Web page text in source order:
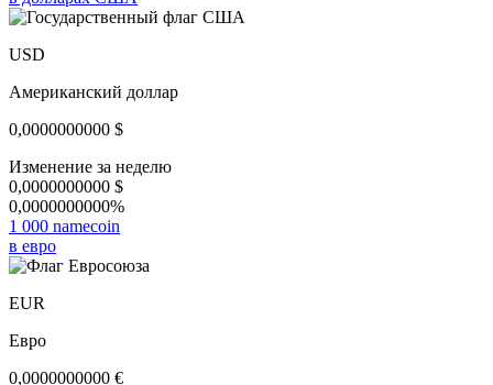
USD
Американский доллар
0,0000000000 $
Изменение за неделю
0,0000000000 $
0,0000000000%
1 000 namecoin
в евро
EUR
Евро
0,0000000000 €